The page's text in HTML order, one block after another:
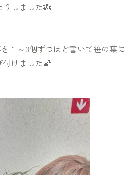
りしました🎋
１～3個ずつほど書いて笹の葉に
付けました🌠